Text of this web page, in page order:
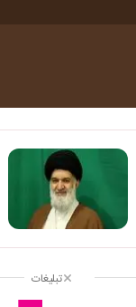
تبلیغات